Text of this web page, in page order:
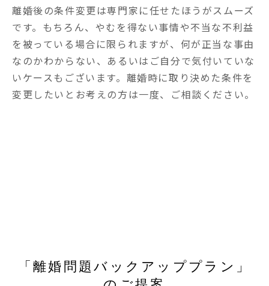
離婚後の条件変更は専門家に任せたほうがスムーズ
です。もちろん、やむを得ない事情や不当な不利益
を被っている場合に限られますが、何が正当な事由
なのかわからない、あるいはご自分で気付いていな
いケースもございます。離婚時に取り決めた条件を
変更したいとお考えの方は一度、ご相談ください。
「離婚問題バックアッププラン」